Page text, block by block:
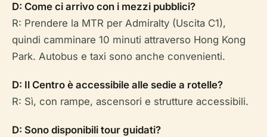
D: Come ci arrivo con i mezzi pubblici?
R: Prendere la MTR per Admiralty (Uscita C1),
quindi camminare 10 minuti attraverso Hong Kong
Park. Autobus e taxi sono anche convenienti.
D: Il Centro è accessibile alle sedie a rotelle?
R: Sì, con rampe, ascensori e strutture accessibili.
D: Sono disponibili tour guidati?